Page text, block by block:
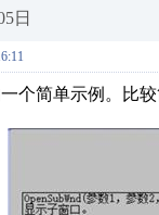
日
个简单示例。比